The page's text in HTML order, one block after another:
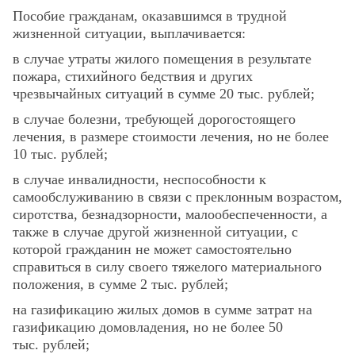
Пособие гражданам, оказавшимся в трудной
жизненной ситуации, выплачивается:
в случае утраты жилого помещения в результате
пожара, стихийного бедствия и других
чрезвычайных ситуаций в сумме 20 тыс. рублей;
в случае болезни, требующей дорогостоящего
лечения, в размере стоимости лечения, но не более
10 тыс. рублей;
в случае инвалидности, неспособности к
самообслуживанию в связи с преклонным возрастом,
сиротства, безнадзорности, малообеспеченности, а
также в случае другой жизненной ситуации, с
которой гражданин не может самостоятельно
справиться в силу своего тяжелого материального
положения, в сумме 2 тыс. рублей;
на газификацию жилых домов в сумме затрат на
газификацию домовладения, но не более 50
тыс. рублей;